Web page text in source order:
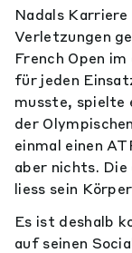
Nadals
Verletzungen
French Open
für jeden
musste, spielte
der
einmal einen
aber nichts.
liess sein
Es ist deshalb
auf seinen